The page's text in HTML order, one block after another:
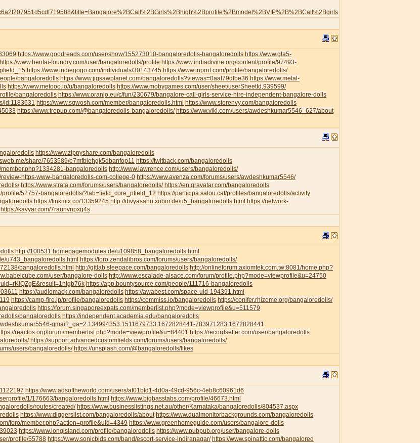
https://www.goodreads.com/user/show/155273010-bangaloredolls-bangaloredolls https://www.gta5-
https://www.hentai-foundry.com/user/bangaloredolls/profile https://www.indiadivine.org/content/profile/97493-
https://www.indiegogo.com/individuals/30143745 https://www.inprnt.com/profile/bangaloredolls/
bangaloredolls https://www.jigsawplanet.com/bangaloredolls?viewas=0aaf79dfbe36 https://www.metal-
https://www.metooo.io/u/bangaloredolls https://www.mobygames.com/user/sheet/userSheetId,939599/
bangaloredolls https://www.oranjo.eu/c/fun/230679/bangalore-call-girls-service-hire-independent-bangalore-dolls
id:1183631 https://www.sqwosh.com/member/bangaloredolls.html https://www.storenvy.com/bangaloredolls
https://www.trepup.com/@bangaloredolls-bangaloredolls/ https://www.viki.com/users/awdeshkumar5546_627/about
https://www.zippyshare.com/bangaloredolls
share/7653589/e7mfbiehgk5dbanfop11 https://twitback.com/bangaloredolls
member.php?1334281-bangaloredolls http://www.lawrence.com/users/bangaloredolls/
https-www-bangaloredolls-com-college-0 https://www.avenza.com/forums/users/awdeshkumar5546/
https://www.strata.com/forums/users/bangaloredolls/ https://en.gravatar.com/bangaloredolls
profile/52757-bangaloredolls/?tab=field_core_pfield_12 https://participa.salou.cat/profiles/bangaloredolls/activity
https://linkmix.co/13359245 http://divyasahu.xobor.de/u5_bangaloredolls.html https://network-
https://kavyar.com/7raunvnpxg4s
http://100531.homepagemodules.de/u109858_bangaloredolls.html
u743_bangaloredolls.html https://foro.zendalibros.com/forums/users/bangaloredolls/
bangaloredolls.html http://gitlab.sleepace.com/bangaloredolls http://onlineforum.axiomtek.com.tw:8081/home.php?
user/bangalore-dolls http://www.escalade-alsace.com/forum/profile.php?mode=viewprofile&u=24750
https://app.bountysource.com/people/111716-bangaloredolls
https://audiomack.com/bangaloredolls https://awabest.com/space-uid-194391.html
https://camp-fire.jp/profile/bangaloredolls https://commiss.io/bangaloredolls https://conifer.rhizome.org/bangaloredolls/
https://forum.singaporeexpats.com/memberlist.php?mode=viewprofile&u=511579
bangaloredolls https://independent.academia.edu/bangaloredolls
gmai?_ga=2.134994353.1511679733.1672828441-783971283.1672828441
reactos.org/forum/memberlist.php?mode=viewprofile&u=84401 https://recordsetter.com/user/bangaloredolls
https://support.advancedcustomfields.com/forums/users/bangaloredolls/
users/bangaloredolls/ https://unsplash.com/@bangaloredolls/likes
https://www.adsoftheworld.com/users/af01bfd1-4d0a-49cd-956c-4eb8c60961d6
1/176663/bangaloredolls.html https://www.bigbasstabs.com/profile/46673.html
routes/created/ https://www.businesslistings.net.au/other/Karnataka/bangaloredolls/804537.aspx
https://www.diggerslist.com/bangaloredolls/about https://www.dualmonitorbackgrounds.com/bangaloredolls
foro/member.php?action=profile&uid=4349 https://www.greenhomeguide.com/users/bangalore-dolls
https://www.longisland.com/profile/bangaloredolls https://www.pubpub.org/user/bangalore-dolls
profile/55788 https://www.sonicbids.com/band/escort-service-indiranagar/ https://www.spinattic.com/bangalored